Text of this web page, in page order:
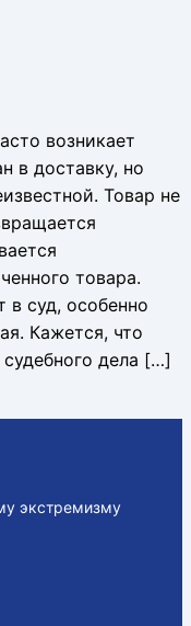
возникает
в доставку, но
Товар не
товара.
в суд, особенно
Кажется, что
дела […]
экстремизму